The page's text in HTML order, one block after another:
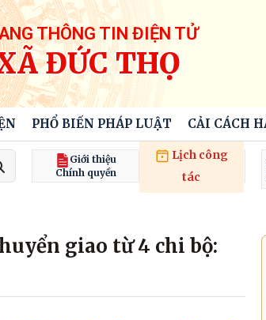
THÔNG TIN ĐIỆN TỬ
ĐỨC THỌ
PHỔ BIẾN PHÁP LUẬT CẢI CÁCH
Giới thiệu
Chính quyền
Lịch công
tác
giao từ 4 chi bộ: